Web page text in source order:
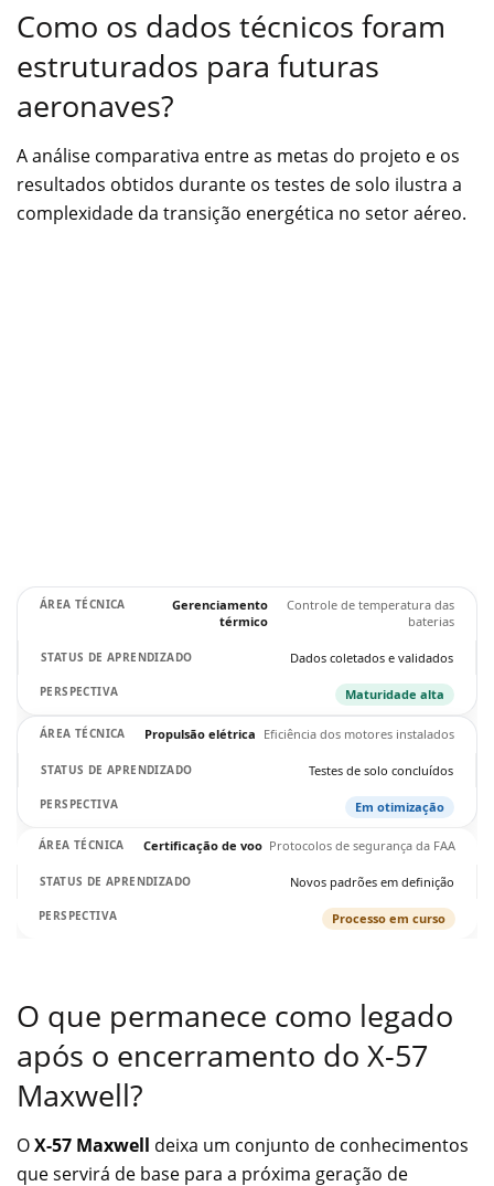
Como os dados técnicos foram
estruturados para futuras
aeronaves?
A análise comparativa entre as metas do projeto e os
resultados obtidos durante os testes de solo ilustra a
complexidade da transição energética no setor aéreo.
Gerenciamento
térmico
Controle de temperatura das
baterias
Dados coletados e validados
Maturidade alta
Propulsão elétrica Eficiência dos motores instalados
Testes de solo concluídos
Em otimização
Certificação de voo Protocolos de segurança da FAA
Novos padrões em definição
Processo em curso
O que permanece como legado
após o encerramento do X-57
Maxwell?
OX-57 Maxwell deixa um conjunto de conhecimentos
que servirá de base para a próxima geração de